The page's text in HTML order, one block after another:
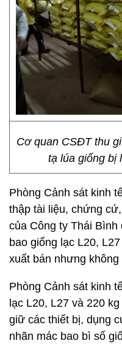
Cơ quan CSĐT thu
tạ lúa giống bị
Phòng Cảnh sát kinh
thập tài liệu, chứng
của Công ty Thái Bình
bao giống lạc L20,
xuất bán nhưng
Phòng Cảnh sát kinh
lạc L20, L27 và 220
giữ các thiết bị, dụng
nhãn mác bao bì số